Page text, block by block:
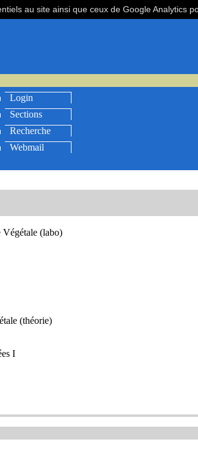
Login
Sections
Recherche
Webmail
(labo)
(théorie)
I
au site ainsi que ceux de Google Analytics